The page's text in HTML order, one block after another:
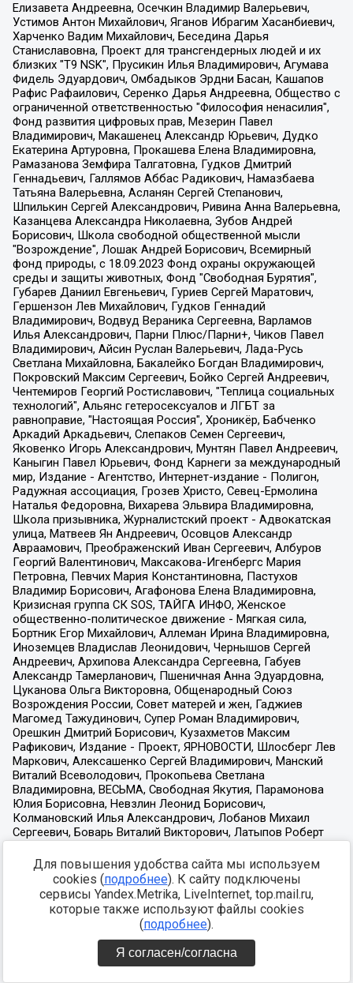
Для повышения удобства сайта мы используем
cookies (подробнее). К сайту подключены
сервисы Yandex.Metrika, LiveInternet, top.mail.ru,
которые также используют файлы cookies
(подробнее).
Я согласен/согласна